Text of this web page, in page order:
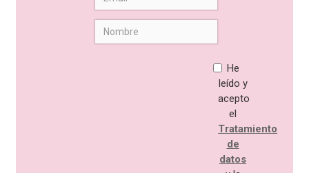
He
leído y
acepto
el
Tratamiento
de
datos